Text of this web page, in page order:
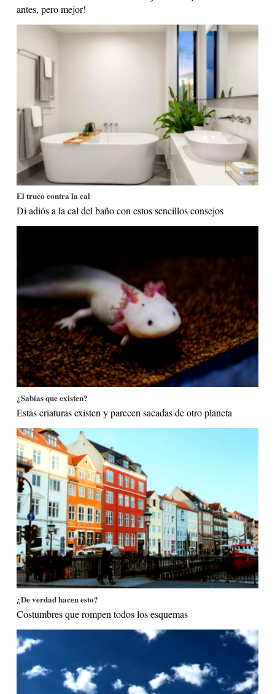
antes, pero mejor!
El truco contra la cal
Di adiós a la cal del baño con estos sencillos consejos
¿Sabías que existen?
Estas criaturas existen y parecen sacadas de otro planeta
¿De verdad hacen esto?
Costumbres que rompen todos los esquemas